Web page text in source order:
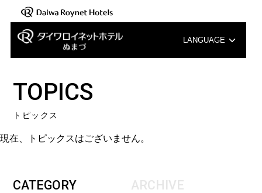
LANGUAGE
TOPICS
トピックス
現在、トピックスはございません。
CATEGORY ARCHIVE